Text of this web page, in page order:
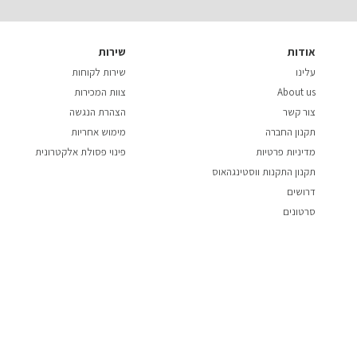
אודות
עלינו
About us
צור קשר
תקנון החברה
מדיניות פרטיות
תקנון התקנות ווסטינגהאוס
דרושים
סרטונים
שירות
שירות לקוחות
צוות המכירות
הצהרת הנגשה
מימוש אחריות
פינוי פסולת אלקטרונית